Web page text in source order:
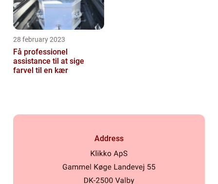
28 february 2023
Få professionel
assistance til at sige
farvel til en kær
Address